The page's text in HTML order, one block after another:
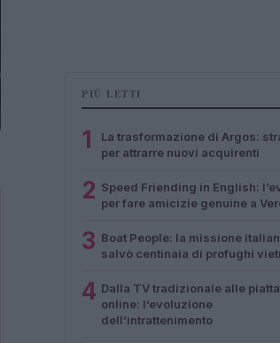
PIÙ LETTI
1
La trasformazione di Argos:
per attrarre nuovi acquirenti
2 Speed Friending in English:
per fare amicizie genuine a
3 Boat People: la missione
salvò centinaia di profughi
4 Dalla TV tradizionale alle
online: l’evoluzione
dell’intrattenimento